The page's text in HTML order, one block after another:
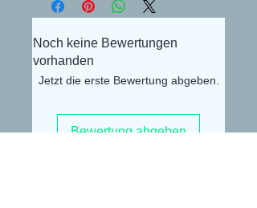
Noch keine Bewertungen
vorhanden
Jetzt die erste Bewertung abgeben.
Bewertung abgeben